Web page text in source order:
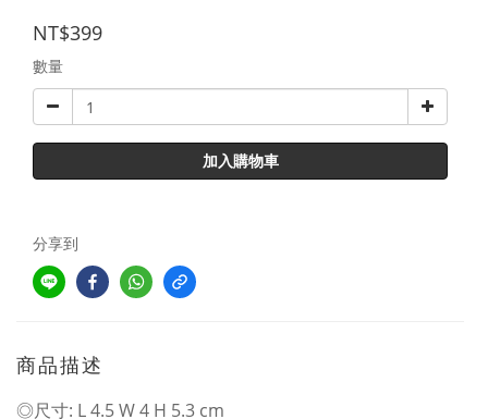
NT$399
數量
加入購物車
分享到
商品描述
◎尺寸: L 4.5 W 4 H 5.3 cm